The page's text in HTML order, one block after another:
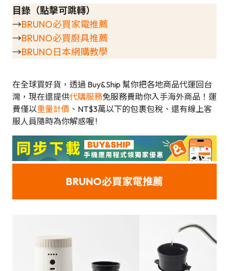
目錄（點擊可跳轉）
→BRUNO必買家電推薦
→BRUNO必買廚具推薦
→BRUNO日本網購教學
在全球買好貨，透過 Buy&Ship 幫你把各地商品代運回台
灣，現在還提供代購服務免服務費助你入手海外商品！運
費僅以重量計價 、NT$3萬以下的包裹包稅、還有線上客
服人員隨時為你解惑喔 !
BRUNO必買家電推薦